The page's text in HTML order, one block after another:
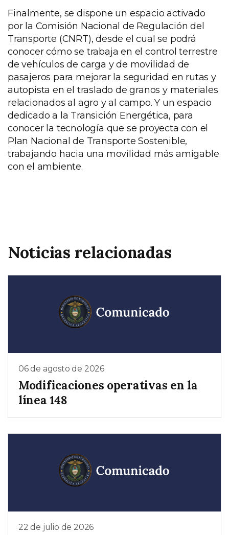
Finalmente, se dispone un espacio activado
por la Comisión Nacional de Regulación del
Transporte (CNRT), desde el cual se podrá
conocer cómo se trabaja en el control terrestre
de vehículos de carga y de movilidad de
pasajeros para mejorar la seguridad en rutas y
autopista en el traslado de granos y materiales
relacionados al agro y al campo. Y un espacio
dedicado a la Transición Energética, para
conocer la tecnología que se proyecta con el
Plan Nacional de Transporte Sostenible,
trabajando hacia una movilidad más amigable
con el ambiente.
Noticias relacionadas
06 de agosto de 2026
Modificaciones operativas en la
línea 148
22 de julio de 2026